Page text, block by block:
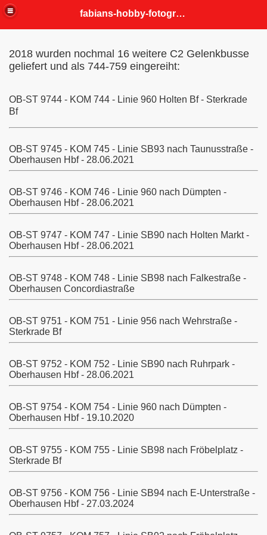
fabians-hobby-fotografien
2018 wurden nochmal 16 weitere C2 Gelenkbusse
geliefert und als 744-759 eingereiht:
OB-ST 9744 - KOM 744 - Linie 960 Holten Bf - Sterkrade
Bf
OB-ST 9745 - KOM 745 - Linie SB93 nach Taunusstraße -
Oberhausen Hbf - 28.06.2021
OB-ST 9746 - KOM 746 - Linie 960 nach Dümpten -
Oberhausen Hbf - 28.06.2021
OB-ST 9747 - KOM 747 - Linie SB90 nach Holten Markt -
Oberhausen Hbf - 28.06.2021
OB-ST 9748 - KOM 748 - Linie SB98 nach Falkestraße -
Oberhausen Concordiastraße
OB-ST 9751 - KOM 751 - Linie 956 nach Wehrstraße -
Sterkrade Bf
OB-ST 9752 - KOM 752 - Linie SB90 nach Ruhrpark -
Oberhausen Hbf - 28.06.2021
OB-ST 9754 - KOM 754 - Linie 960 nach Dümpten -
Oberhausen Hbf - 19.10.2020
OB-ST 9755 - KOM 755 - Linie SB98 nach Fröbelplatz -
Sterkrade Bf
OB-ST 9756 - KOM 756 - Linie SB94 nach E-Unterstraße -
Oberhausen Hbf - 27.03.2024